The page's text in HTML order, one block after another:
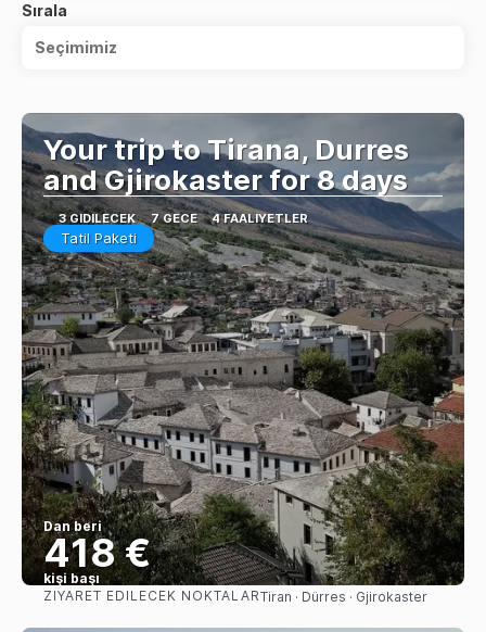
Sırala
Seçimimiz
Your trip to Tirana, Durres
and Gjirokaster for 8 days
3 GIDILECEK 7 GECE 4 FAALIYETLER
Tatil Paketi
Dan beri
418 €
kişi başı
Görüntüle
ZIYARET EDILECEK NOKTALARTiran · Dürres · Gjirokaster